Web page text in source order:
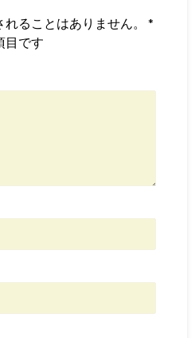
ることはありません。
*
目です